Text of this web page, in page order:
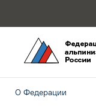
О Федерации